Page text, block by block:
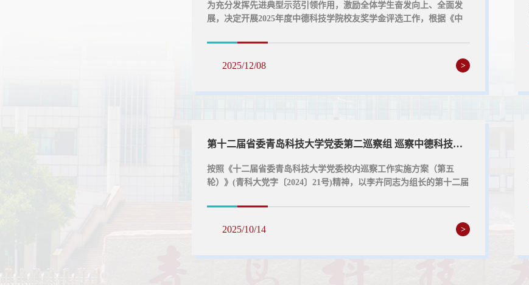
为充分发挥先进典型示范引领作用，激励全体学生奋发向上、全面发
展，决定开展2025年度中德科技学院校友奖学金评选工作，根据《中
下：一、评选对象中德科技学院全日制在籍本科三年级（2023级）、
四年级（2022级）学生。二、评选条件1.热爱祖国，拥护中国共产党的
领导，具有为国家富强而艰苦奋斗的献身精神。2.遵守纪律，团结同
2025/12/08 >
第十二届省委青岛科技大学党委第二巡察组 巡察中德科技学院党委公告
按照《十二届省委青岛科技大学党委校内巡察工作实施方案（第五
轮）》(青科大党字〔2024〕21号)精神，以李卉同志为组长的第十二届
驻中德科技学院党委开展巡察。一、巡察内容此次巡察重点检查贯彻
落实党的理论和路线方针政策、党中央重大决策部署以及省委工作要
求情况，突出对学习贯彻党的二十大精神情况的监督；贯彻落实全面
2025/10/14 >